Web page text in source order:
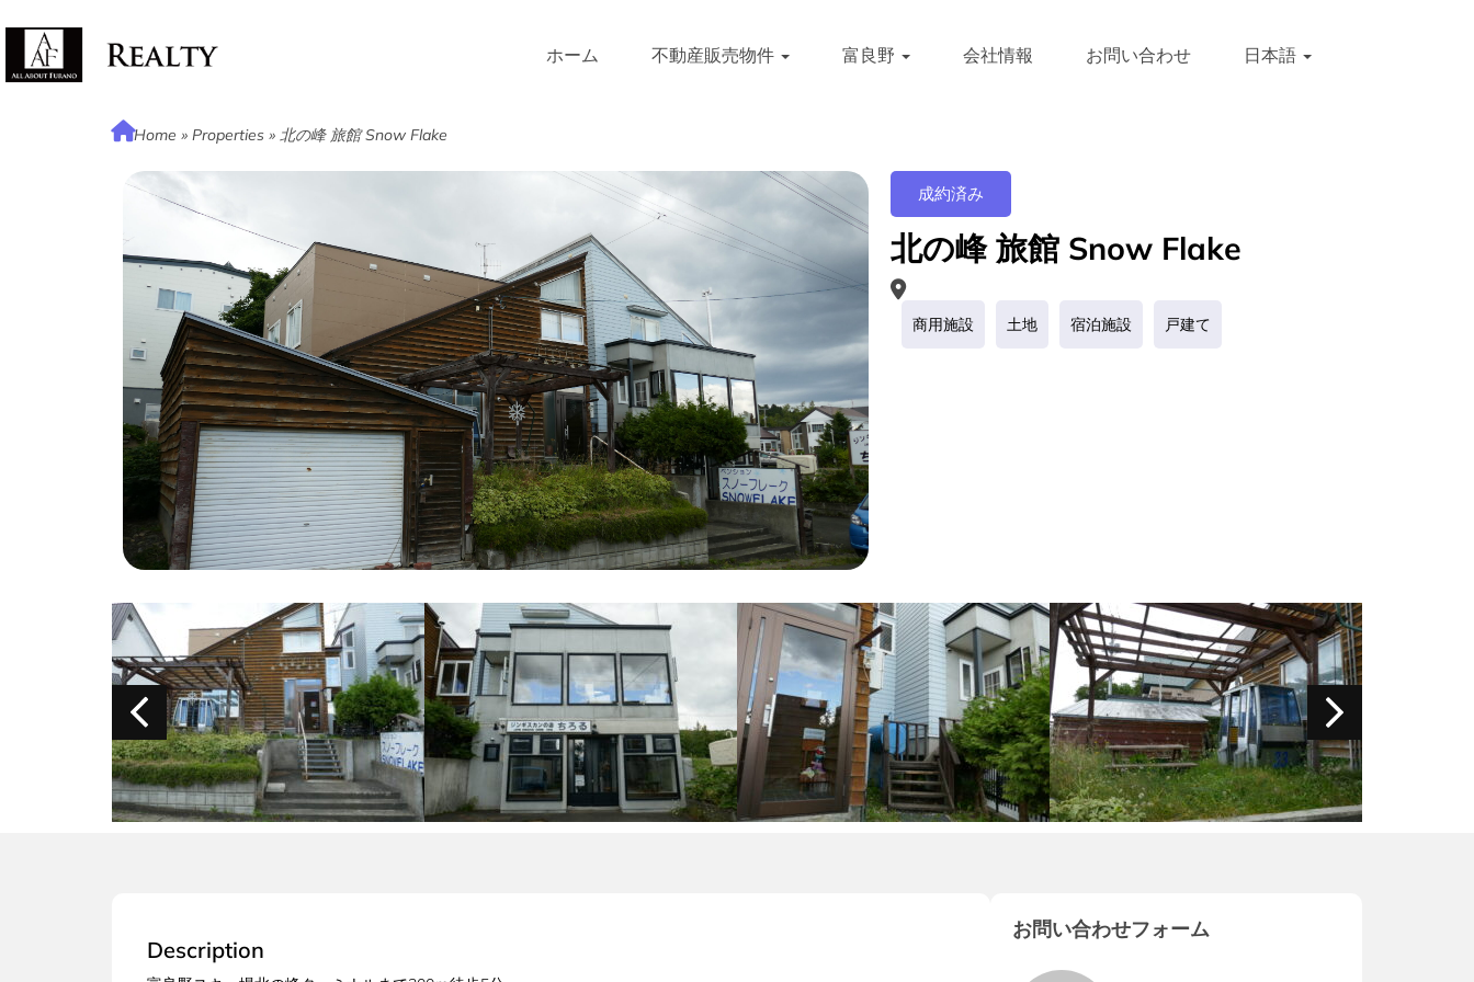
ホーム 不動産販売物件 富良野 会社情報 お問い合わせ 日本語
Home » Properties » 北の峰 旅館 Snow Flake
成約済み
北の峰 旅館 Snow Flake
商用施設 土地 宿泊施設 戸建て
Description
お問い合わせフォーム